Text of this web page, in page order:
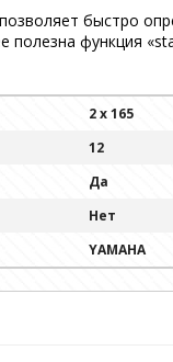
быстро
полезна функция
2 x 165
12
Да
Нет
YAMAHA